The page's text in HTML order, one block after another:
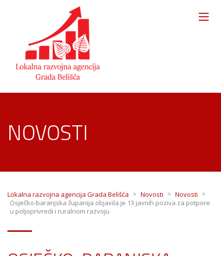
NOVOSTI
Lokalna razvojna agencija Grada Belišća > Novosti > Novosti >
Osječko-baranjska županija objavila je 13 javnih poziva za potpore
u poljoprivredi i ruralnom razvoju